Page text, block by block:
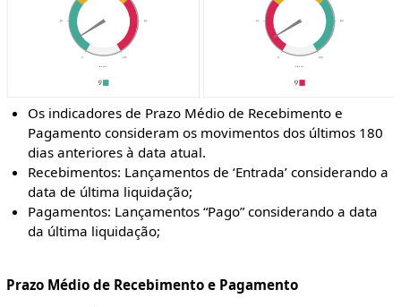
Os indicadores de Prazo Médio de Recebimento e
Pagamento consideram os movimentos dos últimos 180
dias anteriores à data atual.
Recebimentos: Lançamentos de ‘Entrada’ considerando a
data de última liquidação;
Pagamentos: Lançamentos “Pago” considerando a data
da última liquidação;
Prazo Médio de Recebimento e Pagamento